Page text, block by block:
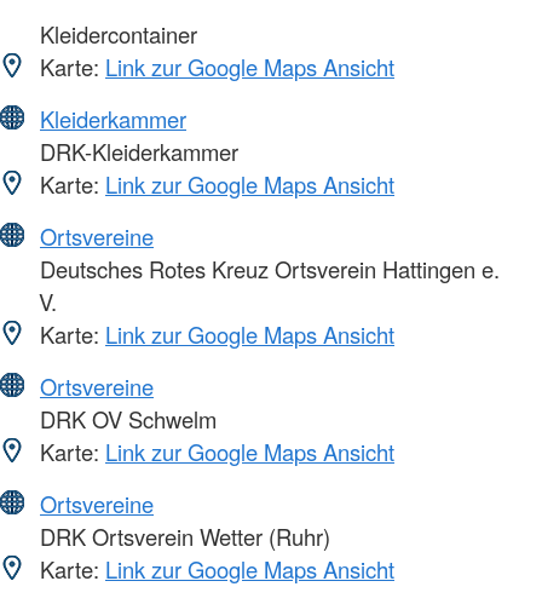
Kleidercontainer
Karte: Link zur Google Maps Ansicht
Kleiderkammer
DRK-Kleiderkammer
Karte: Link zur Google Maps Ansicht
Ortsvereine
Deutsches Rotes Kreuz Ortsverein Hattingen e.
V.
Karte: Link zur Google Maps Ansicht
Ortsvereine
DRK OV Schwelm
Karte: Link zur Google Maps Ansicht
Ortsvereine
DRK Ortsverein Wetter (Ruhr)
Karte: Link zur Google Maps Ansicht